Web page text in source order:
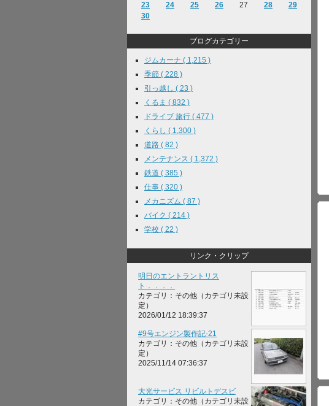
23
24 25 26 27 28
29
30
ブログカテゴリー
ジムカーナ ( 1,215 )
季節 ( 228 )
引っ越し ( 23 )
くるま ( 832 )
ドライブ 旅行 ( 477 )
くらし ( 1,300 )
道路 ( 82 )
メンテナンス ( 1,372 )
鉄道 ( 385 )
仕事 ( 320 )
メカニズム ( 87 )
バイク ( 214 )
学校 ( 22 )
リンク・クリップ
明日のエントラントリス
ト．．．．
カテゴリ：その他（カテゴリ未設
定）
2026/01/12 18:39:37
#9号エンジン製作記-21
カテゴリ：その他（カテゴリ未設
定）
2025/11/14 07:36:37
大光サービス リビルトデスビ
カテゴリ：その他（カテゴリ未設